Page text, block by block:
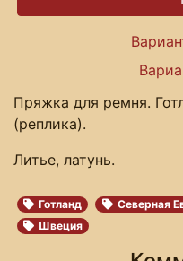
Пряжка для ремня.
(реплика).
Литье, латунь.
Готланд Северная
Швеция